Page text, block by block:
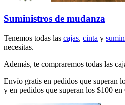
Suministros de mudanza
Tenemos todas las cajas, cinta y
necesitas.
Además, te compraremos todas las
Envío gratis en pedidos que superan
y en pedidos que superan los $100 en